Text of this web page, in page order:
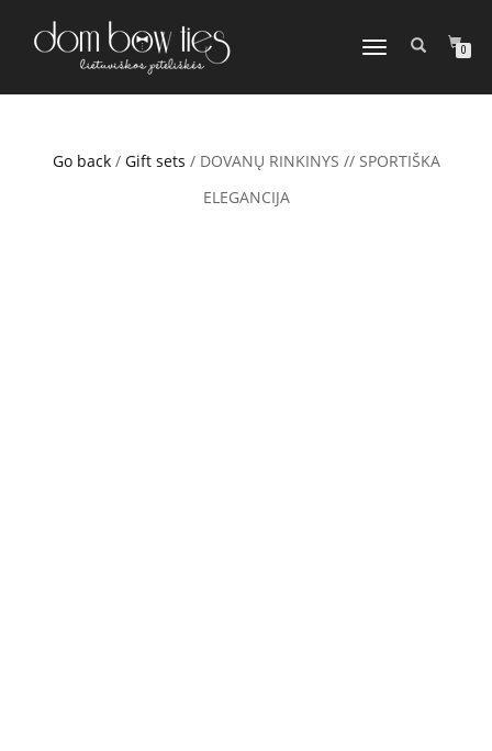
TOGGLE
0
Go back/ Gift sets / DOVANŲ RINKINYS // SPORTIŠKA
ELEGANCIJA